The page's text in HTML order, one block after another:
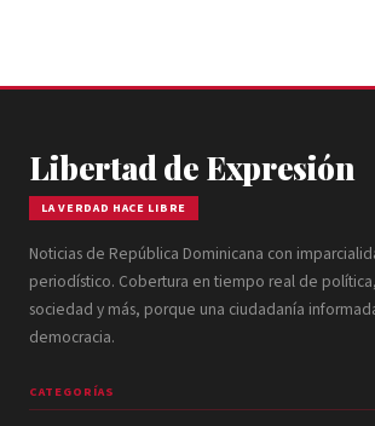
Libertad de Expresión
LA VERDAD HACE LIBRE
Noticias de República Dominicana con
periodístico. Cobertura en tiempo real de
sociedad y más, porque una ciudadanía
democracia.
CATEGORÍAS